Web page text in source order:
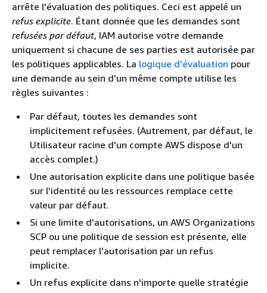
arrête l'évaluation des politiques. Ceci est appelé un
refus explicite. Étant donnée que les demandes sont
refusées par défaut, IAM autorise votre demande
uniquement si chacune de ses parties est autorisée par
les politiques applicables. La logique d'évaluation pour
une demande au sein d'un même compte utilise les
règles suivantes :
Par défaut, toutes les demandes sont
implicitement refusées. (Autrement, par défaut, le
Utilisateur racine d'un compte AWS dispose d'un
accès complet.)
Une autorisation explicite dans une politique basée
sur l'identité ou les ressources remplace cette
valeur par défaut.
Si une limite d'autorisations, un AWS Organizations
SCP ou une politique de session est présente, elle
peut remplacer l'autorisation par un refus
implicite.
Un refus explicite dans n'importe quelle stratégie